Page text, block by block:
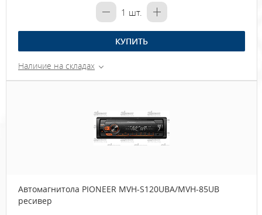
1 шт.
КУПИТЬ
Наличие на складах
Автомагнитола PIONEER MVH-S120UBA/MVH-85UB
ресивер